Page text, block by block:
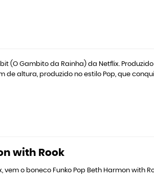
(O Gambito da Rainha) da Netflix.
de altura, produzido no estilo Pop, que
with Rook
o boneco Funko Pop Beth Harmon with